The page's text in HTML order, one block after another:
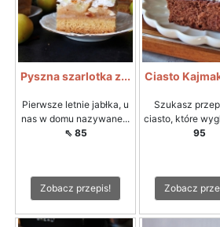
Pyszna szarlotka z...
Pierwsze letnie jabłka, u
nas w domu nazywane...
⇖ 85
Zobacz przepis!
Ciasto
Szukasz
ciasto, które
95
Zobacz